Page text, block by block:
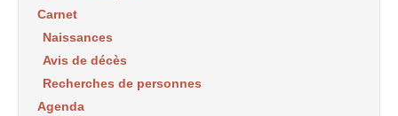
Carnet
Naissances
Avis de décès
Recherches de personnes
Agenda